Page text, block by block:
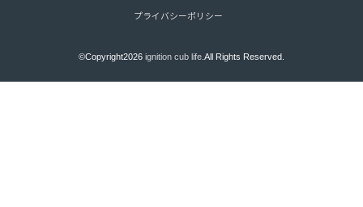
プライバシーポリシー
©Copyright2026 ignition cub life.All Rights Reserved.